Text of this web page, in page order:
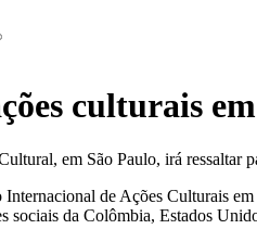
culturais
em São Paulo, irá ressaltar
de Ações Culturais
sociais da Colômbia, Estados